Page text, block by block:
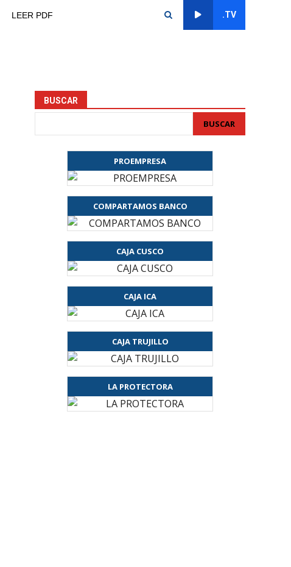
LEER PDF .TV
BUSCAR
BUSCAR
PROEMPRESA
COMPARTAMOS BANCO
CAJA CUSCO
CAJA ICA
CAJA TRUJILLO
LA PROTECTORA